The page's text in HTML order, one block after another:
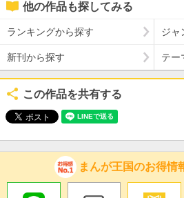
他の作品も探してみる
ランキングから探す ジャ
新刊から探す テー
この作品を共有する
まんが王国のお得情